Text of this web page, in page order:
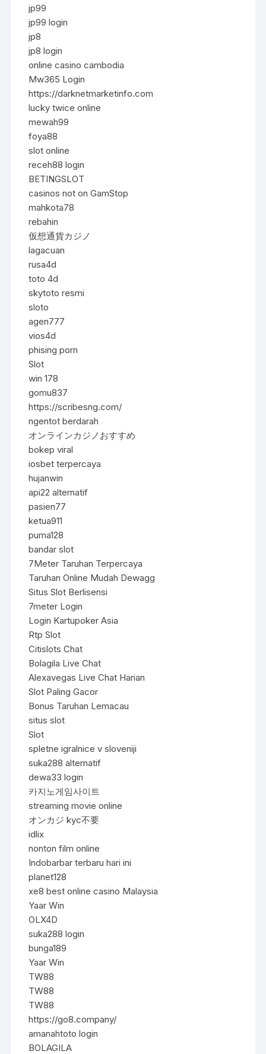
jp99
jp99 login
jp8
jp8 login
online casino cambodia
Mw365 Login
https://darknetmarketinfo.com
lucky twice online
mewah99
foya88
slot online
receh88 login
BETINGSLOT
casinos not on GamStop
mahkota78
rebahin
仮想通貨カジノ
lagacuan
rusa4d
toto 4d
skytoto resmi
sloto
agen777
vios4d
phising porn
Slot
win 178
gomu837
https://scribesng.com/
ngentot berdarah
オンラインカジノおすすめ
bokep viral
iosbet terpercaya
hujanwin
api22 alternatif
pasien77
ketua911
puma128
bandar slot
7Meter Taruhan Terpercaya
Taruhan Online Mudah Dewagg
Situs Slot Berlisensi
7meter Login
Login Kartupoker Asia
Rtp Slot
Citislots Chat
Bolagila Live Chat
Alexavegas Live Chat Harian
Slot Paling Gacor
Bonus Taruhan Lemacau
situs slot
Slot
spletne igralnice v sloveniji
suka288 alternatif
dewa33 login
카지노게임사이트
streaming movie online
オンカジ kyc不要
idlix
nonton film online
Indobarbar terbaru hari ini
planet128
xe8 best online casino Malaysia
Yaar Win
OLX4D
suka288 login
bunga189
Yaar Win
TW88
TW88
TW88
https://go8.company/
amanahtoto login
BOLAGILA